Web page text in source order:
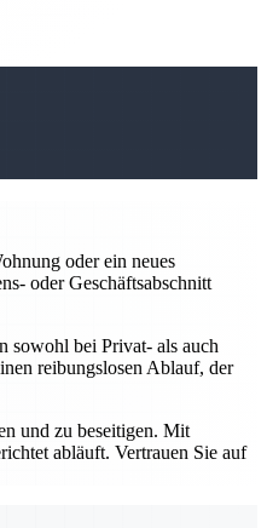
oder ein neues
oder Geschäftsabschnitt
sowohl bei Privat- als auch
reibungslosen Ablauf, der
und zu beseitigen. Mit
abläuft. Vertrauen Sie auf